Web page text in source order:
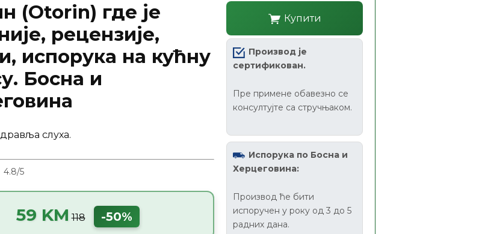
(Otorin) где је
рецензије,
испорука на кућну
Босна и
слуха.
4.8/5
59 KM 118 -50%
Купити
Производ је
сертификован.
Пре примене обавезно се
консултујте са стручњаком.
Испорука по Босна и
Херцеговина:
Производ ће бити
испоручен у року од 3 до 5
радних дана.